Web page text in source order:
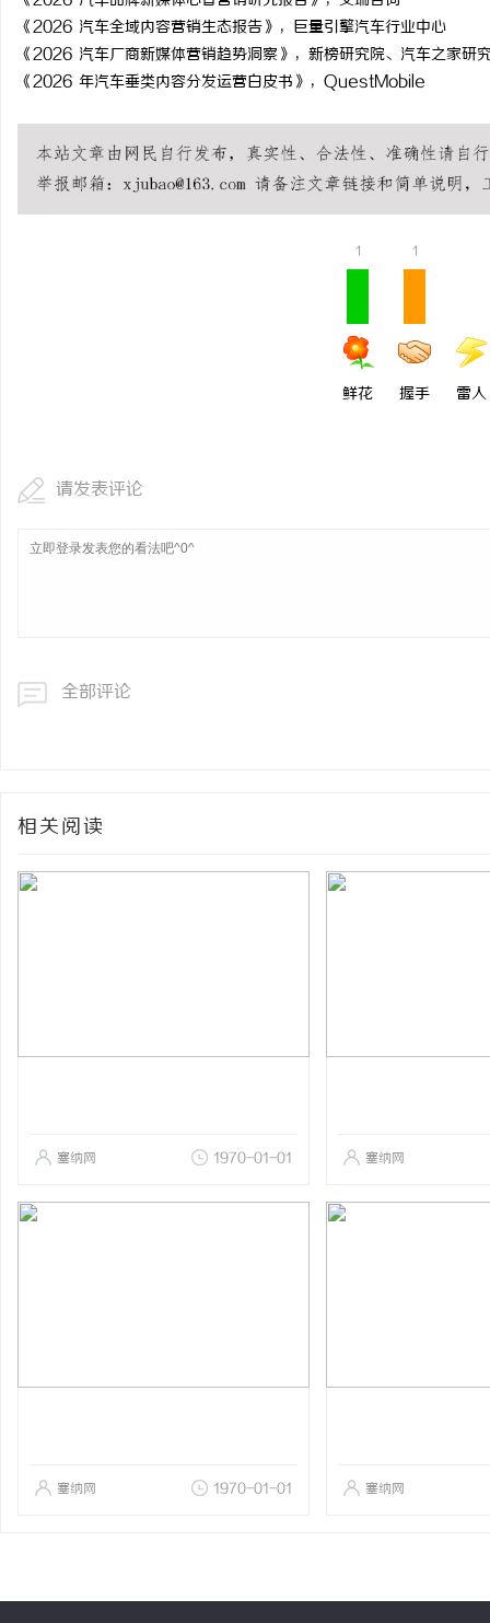
《2026 汽车全域内容营销生态报告》，巨量引擎汽车行业中心
《2026 汽车厂商新媒体营销趋势洞察》，新榜研究院、汽车之家研
《2026 年汽车垂类内容分发运营白皮书》，QuestMobile
1
鲜花
1
握手 雷人
请发表评论
全部评论
相关阅读
塞纳网 1970-01-01 塞纳网
塞纳网 1970-01-01 塞纳网